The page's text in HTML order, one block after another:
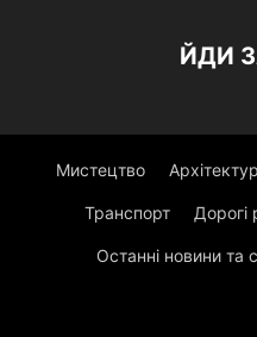
ЙДИ
Мистецтво
Транспорт Дорогі
Останні новини та